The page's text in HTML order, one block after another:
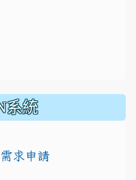
系統
求申請